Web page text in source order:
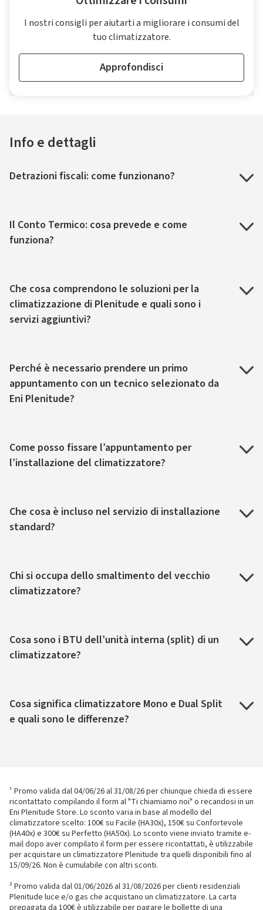
I nostri consigli per aiutarti a migliorare i consumi del
tuo climatizzatore.
Approfondisci
Info e dettagli
Detrazioni fiscali: come funzionano?
Il Conto Termico: cosa prevede e come
funziona?
Che cosa comprendono le soluzioni per la
climatizzazione di Plenitude e quali sono i
servizi aggiuntivi?
Perché è necessario prendere un primo
appuntamento con un tecnico selezionato da
Eni Plenitude?
Come posso fissare l’appuntamento per
l’installazione del climatizzatore?
Che cosa è incluso nel servizio di installazione
standard?
Chi si occupa dello smaltimento del vecchio
climatizzatore?
Cosa sono i BTU dell’unità interna (split) di un
climatizzatore?
Cosa significa climatizzatore Mono e Dual Split
e quali sono le differenze?
¹ Promo valida dal 04/06/26 al 31/08/26 per chiunque chieda di essere
ricontattato compilando il form al "Ti chiamiamo noi" o recandosi in un
Eni Plenitude Store. Lo sconto varia in base al modello del
climatizzatore scelto: 100€ su Facile (HA30x), 150€ su Confortevole
(HA40x) e 300€ su Perfetto (HA50x). Lo sconto viene inviato tramite e-
mail dopo aver compilato il form per essere ricontattati, è utilizzabile
per acquistare un climatizzatore Plenitude tra quelli disponibili fino al
15/09/26. Non è cumulabile con altri sconti.
² Promo valida dal 01/06/2026 al 31/08/2026 per clienti residenziali
Plenitude luce e/o gas che acquistano un climatizzatore. La carta
prepagata da 100€ è utilizzabile per pagare le bollette di una